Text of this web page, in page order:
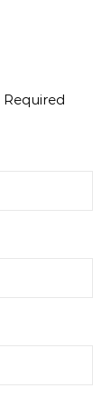
Required